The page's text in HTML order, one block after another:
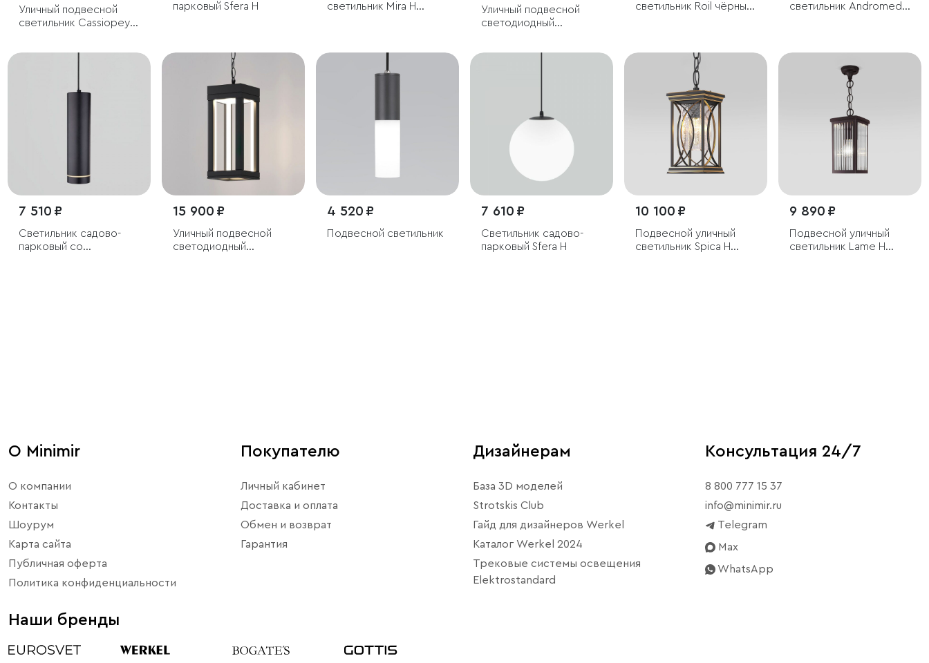
Уличный подвесной
светильник Cassiopeya
парковый Sfera H
светильник Mira H
Уличный подвесной
светодиодный
светильник Roil чёрный
светильник Andromeda
7 510 ₽
Светильник садово-
парковый со
15 900 ₽
Уличный подвесной
светодиодный
4 520 ₽
Подвесной светильник
7 610 ₽
Светильник садово-
парковый Sfera H
10 100 ₽
Подвесной уличный
светильник Spica H
9 890 ₽
Подвесной уличный
светильник Lame H
О Minimir
О компании
Контакты
Шоурум
Карта сайта
Публичная оферта
Политика конфиденциальности
Покупателю
Личный кабинет
Доставка и оплата
Обмен и возврат
Гарантия
Дизайнерам
База 3D моделей
Strotskis Club
Гайд для дизайнеров Werkel
Каталог Werkel 2024
Трековые системы освещения
Elektrostandard
Консультация 24/7
8 800 777 15 37
info@minimir.ru
Telegram
Max
WhatsApp
Наши бренды